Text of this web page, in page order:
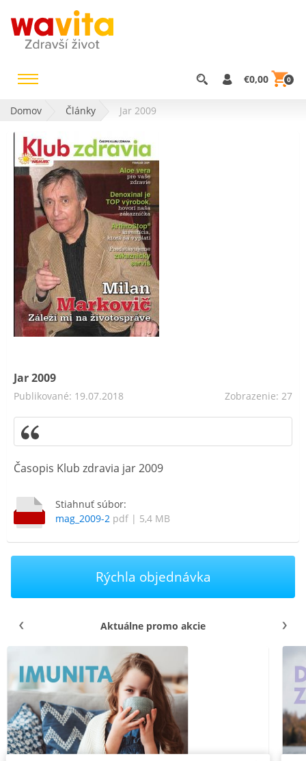
€0,00 0
Domov Články Jar 2009
Jar 2009
Publikované: 19.07.2018 Zobrazenie: 27
Časopis Klub zdravia jar 2009
Stiahnuť súbor:
mag_2009-2 pdf | 5,4 MB
Rýchla objednávka
Aktuálne promo akcie